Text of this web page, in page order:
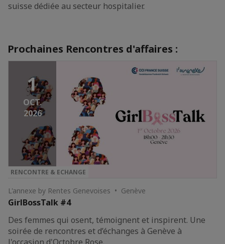
suisse dédiée au secteur hospitalier.
Prochaines Rencontres d'affaires :
1
OCT.
2026
RENCONTRE & ECHANGE
L'annexe by Rentes Genevoises • Genève
GirlBossTalk #4
Des femmes qui osent, témoignent et inspirent. Une
soirée de rencontres et d’échanges à Genève à